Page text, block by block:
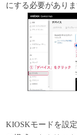
にする必要がありま
KIOSKモードを設